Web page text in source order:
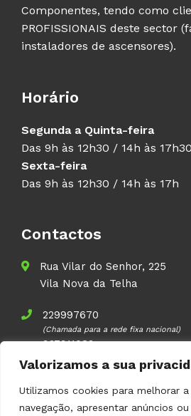
Valorizamos a sua
Utilizamos cookies para melhorar
navegação, apresentar anúncios
Componentes, tendo como
PROFISSIONAIS deste sector
instaladores de ascensores).
Horário
Segunda a Quinta-feira
Das 9h às 12h30 / 14h às 17h30
Sexta-feira
Das 9h às 12h30 / 14h às 17h
Contactos
Rua Vilar do Senhor, 225
Vila Nova da Telha
229997670
(Chamada para a rede fixa nacional)
937911083
(Chamada para a rede móvel nacional)
geral@volupal.pt